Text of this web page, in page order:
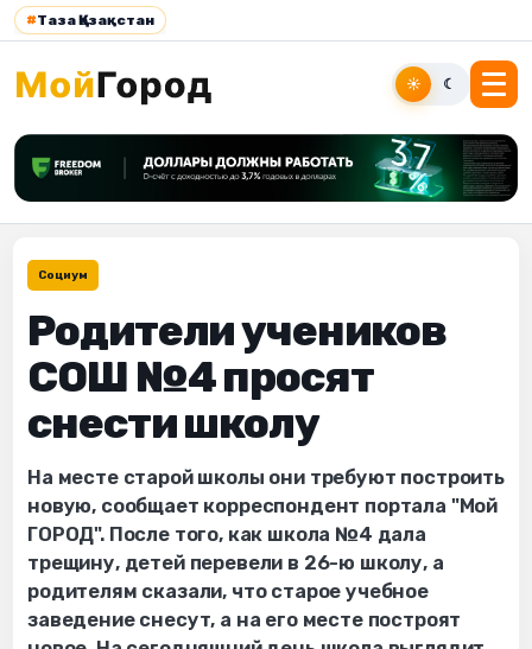
#Таза Қазақстан
☀ ☾
Социум
Родители учеников
СОШ №4 просят
снести школу
На месте старой школы они требуют построить
новую, сообщает корреспондент портала "Мой
ГОРОД". После того, как школа №4 дала
трещину, детей перевели в 26-ю школу, а
родителям сказали, что старое учебное
заведение снесут, а на его месте построят